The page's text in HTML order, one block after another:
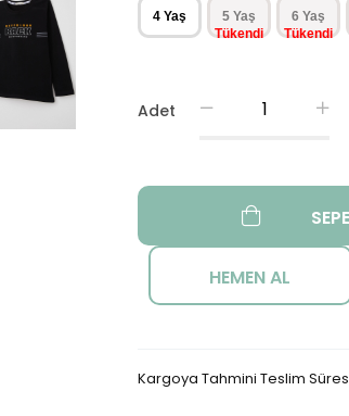
4 Yaş 5 Yaş 6 Yaş
Adet
Kargoya Tahmini Teslim